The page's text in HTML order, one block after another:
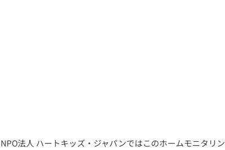
NPO法人 ハートキッズ・ジャパンではこのホームモニタリン